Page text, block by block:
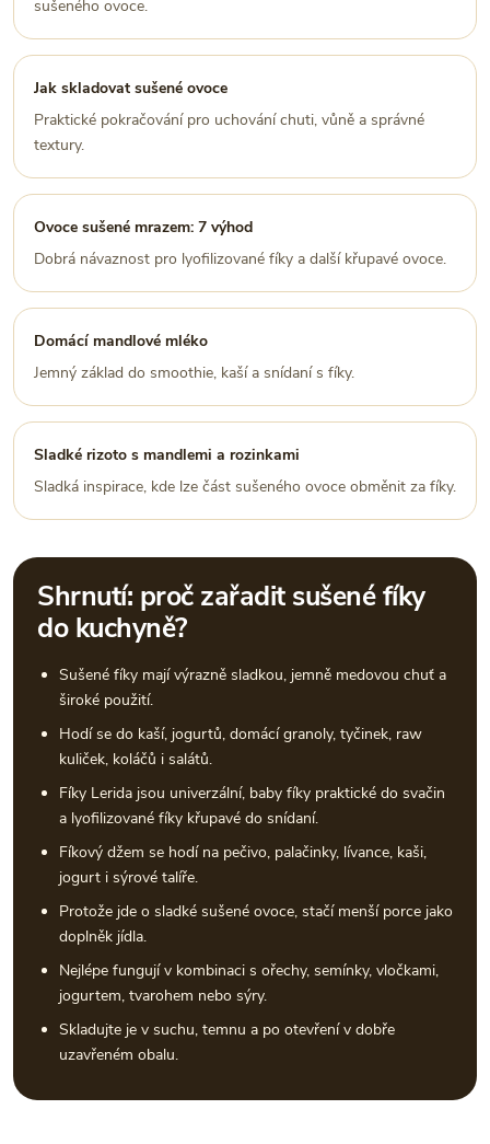
sušeného ovoce.
Jak skladovat sušené ovoce
Praktické pokračování pro uchování chuti, vůně a správné
textury.
Ovoce sušené mrazem: 7 výhod
Dobrá návaznost pro lyofilizované fíky a další křupavé ovoce.
Domácí mandlové mléko
Jemný základ do smoothie, kaší a snídaní s fíky.
Sladké rizoto s mandlemi a rozinkami
Sladká inspirace, kde lze část sušeného ovoce obměnit za fíky.
Shrnutí: proč zařadit sušené fíky
do kuchyně?
Sušené fíky mají výrazně sladkou, jemně medovou chuť a
široké použití.
Hodí se do kaší, jogurtů, domácí granoly, tyčinek, raw
kuliček, koláčů i salátů.
Fíky Lerida jsou univerzální, baby fíky praktické do svačin
a lyofilizované fíky křupavé do snídaní.
Fíkový džem se hodí na pečivo, palačinky, lívance, kaši,
jogurt i sýrové talíře.
Protože jde o sladké sušené ovoce, stačí menší porce jako
doplněk jídla.
Nejlépe fungují v kombinaci s ořechy, semínky, vločkami,
jogurtem, tvarohem nebo sýry.
Skladujte je v suchu, temnu a po otevření v dobře
uzavřeném obalu.